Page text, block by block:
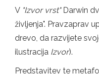
V "Izvor vrst"Darwin
življenja". Pravzaprav
drevo, da razvijete
ilustracija Izvor).
Predstavitev te